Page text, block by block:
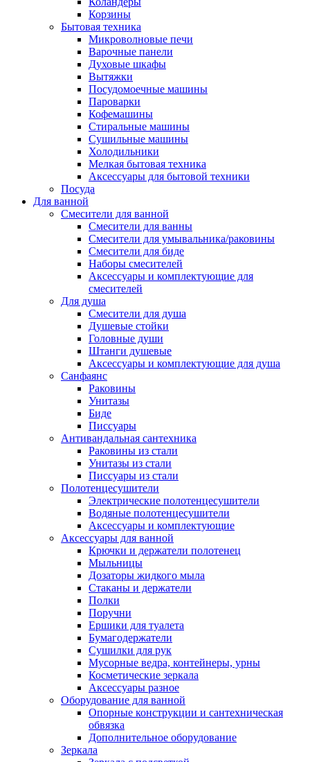
Корзины
Бытовая техника
Микроволновые печи
Варочные панели
Духовые шкафы
Вытяжки
Посудомоечные машины
Пароварки
Кофемашины
Стиральные машины
Сушильные машины
Холодильники
Мелкая бытовая техника
Аксессуары для бытовой техники
Посуда
Для ванной
Смесители для ванной
Смесители для ванны
Смесители для умывальника/раковины
Смесители для биде
Наборы смесителей
Аксессуары и комплектующие для
смесителей
Для душа
Смесители для душа
Душевые стойки
Головные души
Штанги душевые
Аксессуары и комплектующие для душа
Санфаянс
Раковины
Унитазы
Биде
Писсуары
Антивандальная сантехника
Раковины из стали
Унитазы из стали
Писсуары из стали
Полотенцесушители
Электрические полотенцесушители
Водяные полотенцесушители
Аксессуары и комплектующие
Аксессуары для ванной
Крючки и держатели полотенец
Мыльницы
Дозаторы жидкого мыла
Стаканы и держатели
Полки
Поручни
Ершики для туалета
Бумагодержатели
Сушилки для рук
Мусорные ведра, контейнеры, урны
Косметические зеркала
Аксессуары разное
Оборудование для ванной
Опорные конструкции и сантехническая
обвязка
Дополнительное оборудование
Зеркала